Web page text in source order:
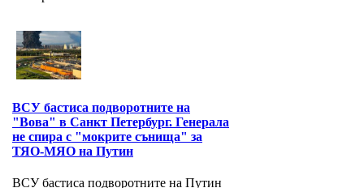
ВСУ бастиса подворотните на
"Вова" в Санкт Петербург. Генерала
не спира с "мокрите сънища" за
ТЯО-МЯО на Путин
ВСУ бастиса подворотните на Путин